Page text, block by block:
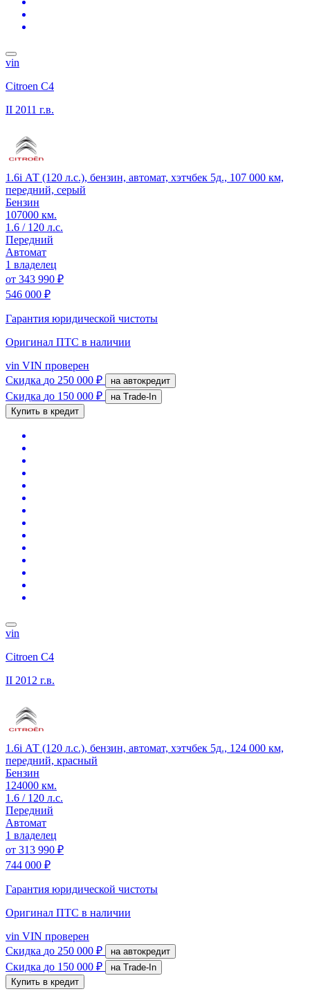
vin
Citroen C4
II 2011 г.в.
1.6i АТ (120 л.с.), бензин, автомат, хэтчбек 5д., 107 000 км,
передний, серый
Бензин
107000 км.
1.6 / 120 л.с.
Передний
Автомат
1 владелец
от 343 990 ₽
546 000 ₽
Гарантия юридической чистоты
Оригинал ПТС в наличии
vin VIN проверен
Скидка до 250 000 ₽ на автокредит
Скидка до 150 000 ₽
на Trade-In
Купить в кредит
vin
Citroen C4
II 2012 г.в.
1.6i АТ (120 л.с.), бензин, автомат, хэтчбек 5д., 124 000 км,
передний, красный
Бензин
124000 км.
1.6 / 120 л.с.
Передний
Автомат
1 владелец
от 313 990 ₽
744 000 ₽
Гарантия юридической чистоты
Оригинал ПТС в наличии
vin VIN проверен
Скидка до 250 000 ₽ на автокредит
Скидка до 150 000 ₽
на Trade-In
Купить в кредит